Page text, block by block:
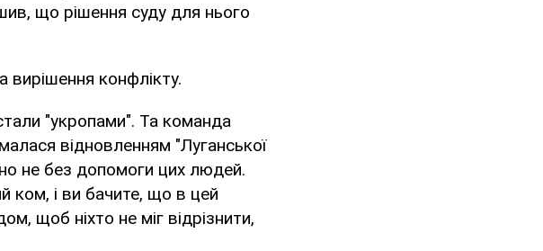
що рішення суду для нього
вирішення конфлікту.
"укропами". Та команда
відновленням "Луганської
не без допомоги цих людей.
ком, і ви бачите, що в цей
щоб ніхто не міг відрізнити,